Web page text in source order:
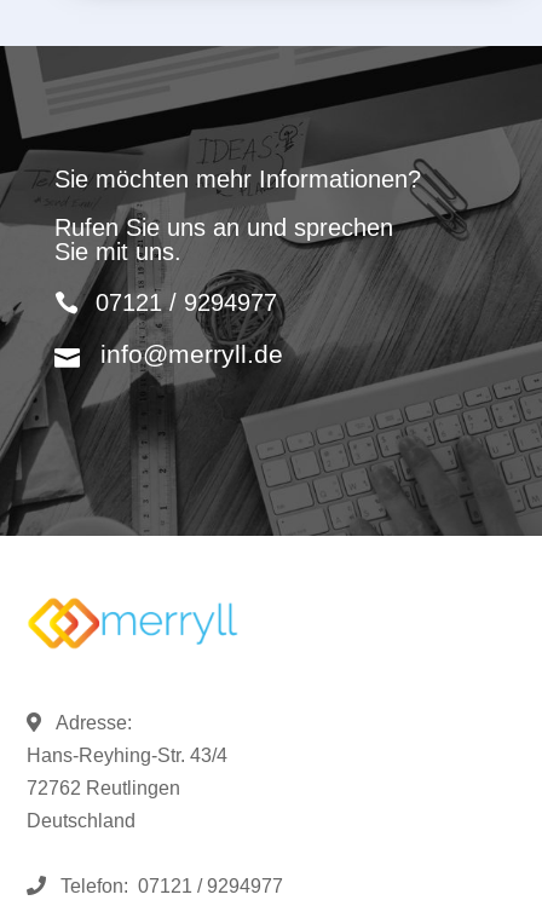
Sie möchten mehr Informationen?
Rufen Sie uns an und sprechen
Sie mit uns.
07121 / 9294977
info@merryll.de
Adresse:
Hans-Reyhing-Str. 43/4
72762 Reutlingen
Deutschland
Telefon: 07121 / 9294977